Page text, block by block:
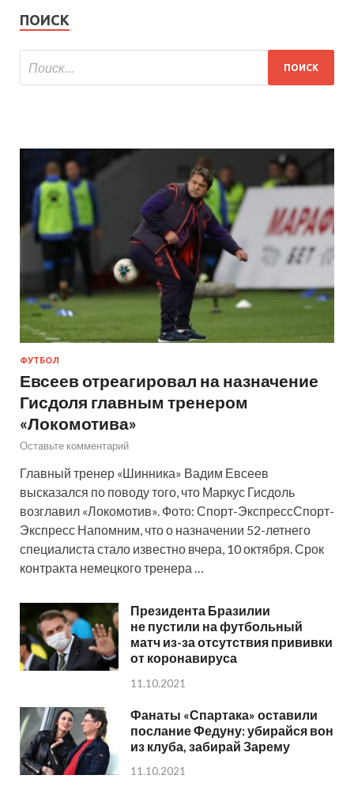
ПОИСК
ФУТБОЛ
Евсеев отреагировал на назначение
Гисдоля главным тренером
«Локомотива»
Оставьте комментарий
Главный тренер «Шинника» Вадим Евсеев
высказался по поводу того, что Маркус Гисдоль
возглавил «Локомотив». Фото: Спорт-ЭкспрессСпорт-
Экспресс Напомним, что о назначении 52-летнего
специалиста стало известно вчера, 10 октября. Срок
контракта немецкого тренера …
Президента Бразилии
не пустили на футбольный
матч из-за отсутствия прививки
от коронавируса
11.10.2021
Фанаты «Спартака» оставили
послание Федуну: убирайся вон
из клуба, забирай Зарему
11.10.2021